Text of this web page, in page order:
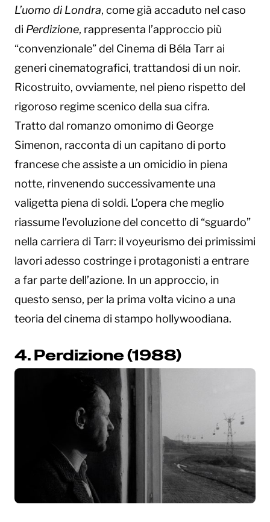
L’uomo di Londra, come già accaduto nel caso
di Perdizione, rappresenta l’approccio più
“convenzionale” del Cinema di Béla Tarr ai
generi cinematografici, trattandosi di un noir.
Ricostruito, ovviamente, nel pieno rispetto del
rigoroso regime scenico della sua cifra.
Tratto dal romanzo omonimo di George
Simenon, racconta di un capitano di porto
francese che assiste a un omicidio in piena
notte, rinvenendo successivamente una
valigetta piena di soldi. L’opera che meglio
riassume l’evoluzione del concetto di “sguardo”
nella carriera di Tarr: il voyeurismo dei primissimi
lavori adesso costringe i protagonisti a entrare
a far parte dell’azione. In un approccio, in
questo senso, per la prima volta vicino a una
teoria del cinema di stampo hollywoodiana.
4. Perdizione (1988)